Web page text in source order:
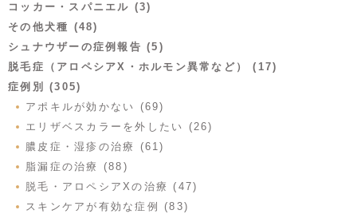
コッカー・スパニエル (3)
その他犬種 (48)
シュナウザーの症例報告 (5)
脱毛症（アロペシアX・ホルモン異常など） (17)
症例別 (305)
アポキルが効かない (69)
エリザベスカラーを外したい (26)
膿皮症・湿疹の治療 (61)
脂漏症の治療 (88)
脱毛・アロペシアXの治療 (47)
スキンケアが有効な症例 (83)